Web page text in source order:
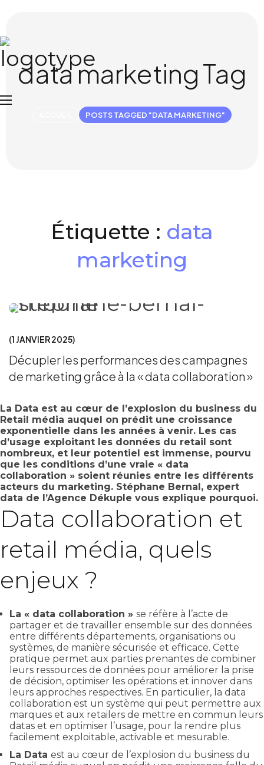
data marketing Tag
POSTS TAGGED "DATA MARKETING"
Étiquette : data
marketing
1 JANVIER 2025
Décupler les performances des campagnes
de marketing grâce à la « data collaboration »
La Data est au cœur de l’explosion du business du
Retail média auquel on prédit une croissance
exponentielle dans les années à venir. Les cas
d’usage exploitant les données du retail sont
nombreux, et leur potentiel est immense, pourvu
que les conditions d’une vraie « data
collaboration » soient réunies entre les différents
acteurs du marketing. Stéphane Bernal, expert
data de l’Agence Dékuple vous explique pourquoi.
Data collaboration et
retail média, quels
enjeux ?
La « data collaboration » se réfère à l’acte de
partager et de travailler ensemble sur des données
entre différents départements, organisations ou
systèmes, de manière sécurisée et efficace. Cette
pratique permet aux parties prenantes de combiner
leurs ressources de données pour améliorer la prise
de décision, optimiser les opérations et innover dans
leurs approches respectives. En particulier, la data
collaboration est un système qui peut permettre aux
marques et aux retailers de mettre en commun leurs
datas et en optimiser l’usage, pour la rendre plus
facilement exploitable, activable et mesurable.
La Data est au cœur de l’explosion du business du